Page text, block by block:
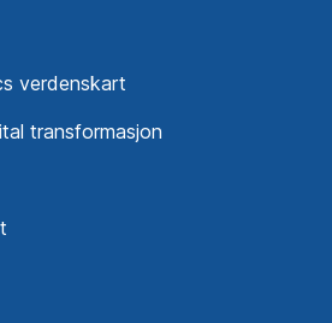
verdenskart
transformasjon